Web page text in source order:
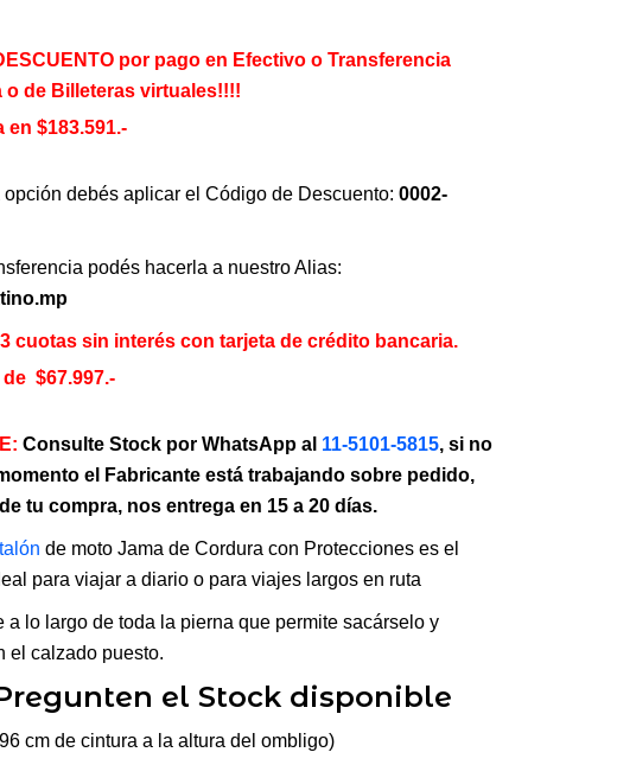
270.820.$ 203.990.
por pago en Efectivo o Transferencia
o de Billeteras virtuales!!!!
en $183.591.-
debés aplicar el Código de Descuento: 0002-
podés hacerla a nuestro Alias:
cuotas sin interés con tarjeta de crédito bancaria.
$67.997.-
Consulte Stock por WhatsApp al 11-5101-5815, si no
el Fabricante está trabajando sobre pedido,
tu compra, nos entrega en 15 a 20 días.
de moto Jama de Cordura con Protecciones es el
para viajar a diario o para viajes largos en ruta
a lo largo de toda la pierna que permite sacárselo y
el calzado puesto.
el Stock disponible
cm de cintura a la altura del ombligo)